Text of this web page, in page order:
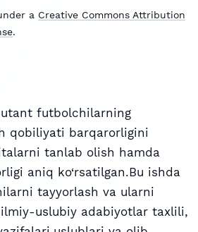
a Creative Commons Attribution
.
futbolchilarning
qobiliyati barqarorligini
tanlab olish hamda
aniq ko‘rsatilgan.Bu ishda
tayyorlash va ularni
ilmiy-uslubiy adabiyotlar taxlili,